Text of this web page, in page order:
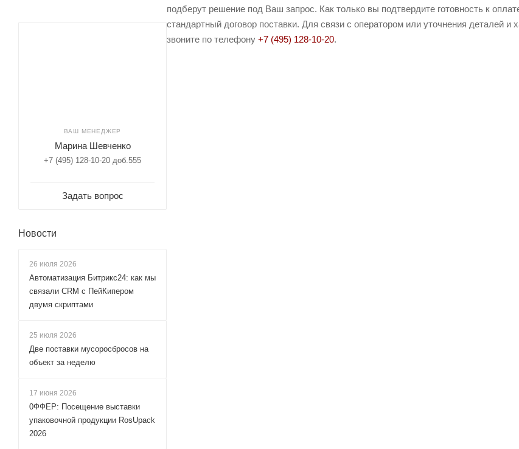
подберут решение под Ваш запрос. Как только вы подтвердите готовность к
стандартный договор поставки. Для связи с оператором или уточнения деталей
звоните по телефону +7 (495) 128-10-20.
ВАШ МЕНЕДЖЕР
Марина Шевченко
+7 (495) 128-10-20 доб.555
Задать вопрос
Новости
26 июля 2026
Автоматизация Битрикс24: как мы
связали CRM с ПейКипером
двумя скриптами
25 июля 2026
Две поставки мусоросбросов на
объект за неделю
17 июня 2026
0ФФЕР: Посещение выставки
упаковочной продукции RosUpack
2026